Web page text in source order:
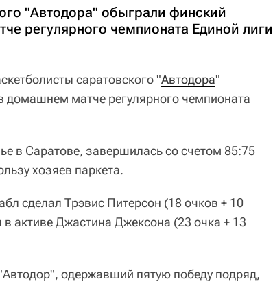
"Автодора" обыграли финский
регулярного чемпионата Единой лиги
саратовского "Автодора"
домашнем матче регулярного чемпионата
в Саратове, завершилась со счетом 85:75
хозяев паркета.
сделал Трэвис Питерсон (18 очков + 10
активе Джастина Джексона (23 очка + 13
одержавший пятую победу подряд,